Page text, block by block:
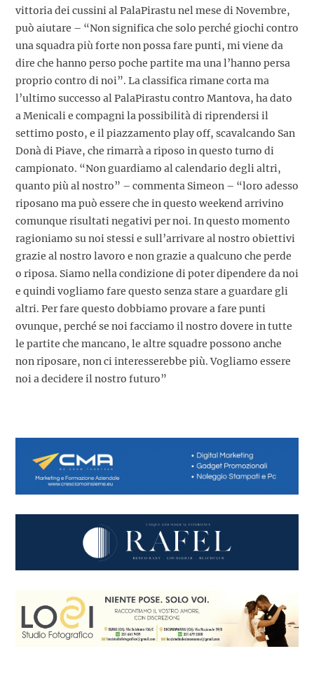
vittoria dei cussini al PalaPirastu nel mese di Novembre,
può aiutare – “Non significa che solo perché giochi contro
una squadra più forte non possa fare punti, mi viene da
dire che hanno perso poche partite ma una l’hanno persa
proprio contro di noi”. La classifica rimane corta ma
l’ultimo successo al PalaPirastu contro Mantova, ha dato
a Menicali e compagni la possibilità di riprendersi il
settimo posto, e il piazzamento play off, scavalcando San
Donà di Piave, che rimarrà a riposo in questo turno di
campionato. “Non guardiamo al calendario degli altri,
quanto più al nostro” – commenta Simeon – “loro adesso
riposano ma può essere che in questo weekend arrivino
comunque risultati negativi per noi. In questo momento
ragioniamo su noi stessi e sull’arrivare al nostro obiettivi
grazie al nostro lavoro e non grazie a qualcuno che perde
o riposa. Siamo nella condizione di poter dipendere da noi
e quindi vogliamo fare questo senza stare a guardare gli
altri. Per fare questo dobbiamo provare a fare punti
ovunque, perché se noi facciamo il nostro dovere in tutte
le partite che mancano, le altre squadre possono anche
non riposare, non ci interesserebbe più. Vogliamo essere
noi a decidere il nostro futuro”